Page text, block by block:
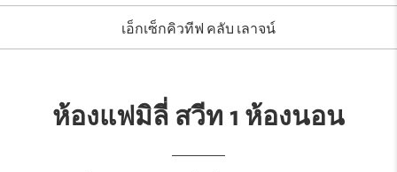
เอ็กเซ็กคิวทีฟ คลับ เลาจน์
ห้องแฟมิลี่ สวีท 1 ห้องนอน